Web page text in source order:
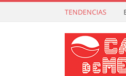
TENDENCIAS